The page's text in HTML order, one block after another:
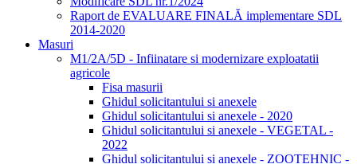
Raport de EVALUARE FINALĂ implementare SDL
2014-2020
Masuri
M1/2A/5D - Infiinatare si modernizare exploatatii
agricole
Fisa masurii
Ghidul solicitantului si anexele
Ghidul solicitantului si anexele - 2020
Ghidul solicitantului si anexele - VEGETAL -
2022
Ghidul solicitantului si anexele - ZOOTEHNIC -